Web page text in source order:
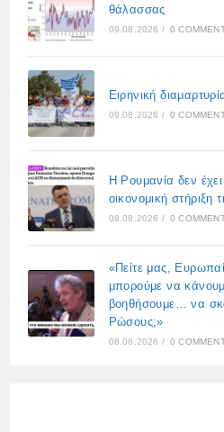
θάλασσας
09.08.2026 / 0
Ειρηνική
09.08.2026 / 0
Η Ρουμανία δεν
οικονομική στήριξη
08.08.2026 / 0
«Πείτε μας,
μπορούμε να
βοηθήσουμε… να
Ρώσους;»
08.08.2026 / 0